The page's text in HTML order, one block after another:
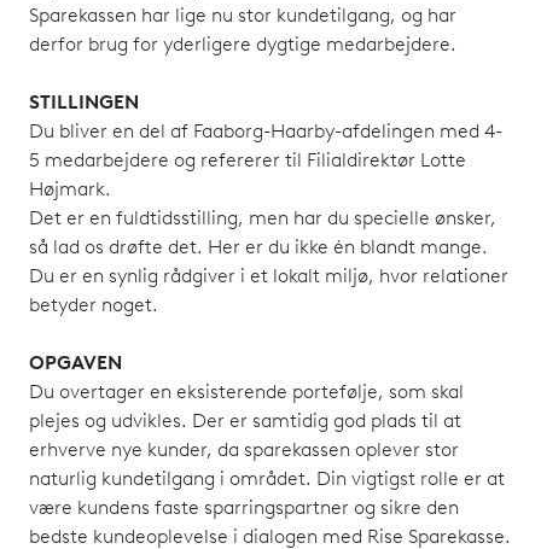
Sparekassen har lige nu stor kundetilgang, og har
derfor brug for yderligere dygtige medarbejdere.
STILLINGEN
Du bliver en del af Faaborg-Haarby-afdelingen med 4-
5 medarbejdere og refererer til Filialdirektør Lotte
Højmark.
Det er en fuldtidsstilling, men har du specielle ønsker,
så lad os drøfte det. Her er du ikke én blandt mange.
Du er en synlig rådgiver i et lokalt miljø, hvor relationer
betyder noget.
OPGAVEN
Du overtager en eksisterende portefølje, som skal
plejes og udvikles. Der er samtidig god plads til at
erhverve nye kunder, da sparekassen oplever stor
naturlig kundetilgang i området. Din vigtigst rolle er at
være kundens faste sparringspartner og sikre den
bedste kundeoplevelse i dialogen med Rise Sparekasse.